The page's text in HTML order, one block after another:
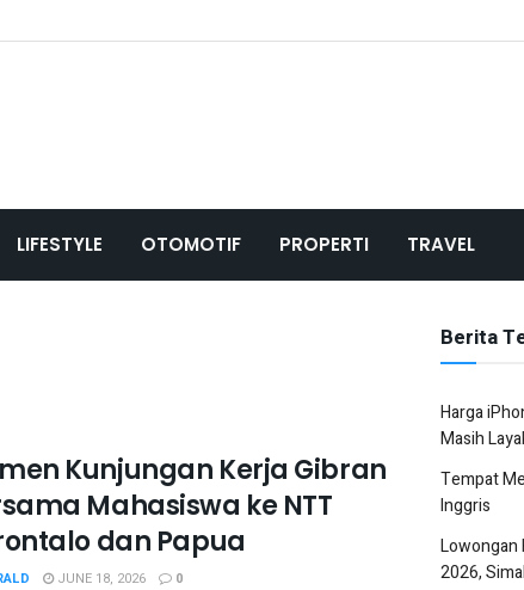
LIFESTYLE OTOMOTIF PROPERTI TRAVEL
Kunjungan Kerja Gibran
Mahasiswa ke NTT
dan Papua
JUNE 18, 2026 0
Berita
Harga
Masih
Tempat
Inggris
Lowongan
2026,